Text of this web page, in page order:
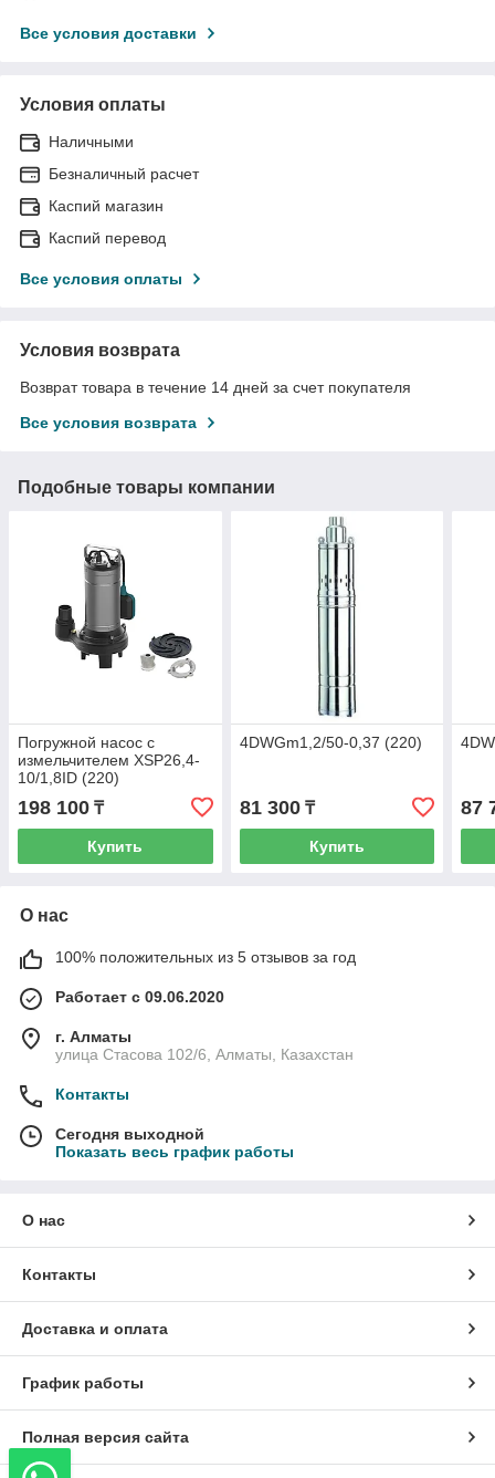
Все условия доставки
Условия оплаты
Наличными
Безналичный расчет
Каспий магазин
Каспий перевод
Все условия оплаты
Условия возврата
Возврат товара в течение 14 дней за счет покупателя
Все условия возврата
Подобные товары компании
Погружной насос с
измельчителем XSP26,4-
10/1,8ID (220)
198 100 ₸
Купить
4DWGm1,2/50-0,37 (220)
81 300₸
Купить
87
О нас
100% положительных из 5 отзывов за год
Работает с 09.06.2020
г. Алматы
улица Стасова 102/6, Алматы, Казахстан
Контакты
Сегодня выходной
Показать весь график работы
О нас
Контакты
Доставка и оплата
График работы
Полная версия сайта